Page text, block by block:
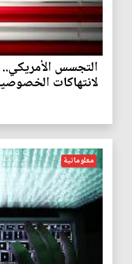
التجسس الأمريكي..
لانتهاكات
معلوماتية